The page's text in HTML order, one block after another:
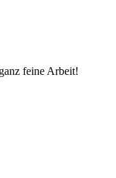
feine Arbeit!